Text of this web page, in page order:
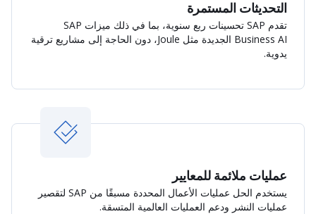
التحديثات المستمرة
تقدم SAP تحسينات ربع سنوية، بما في ذلك ميزات SAP
Business AI الجديدة مثل Joule، دون الحاجة إلى مشاريع ترقية
يدوية.
عمليات ملائمة للمعايير
يستخدم الحل عمليات الأعمال المحددة مسبقًا من SAP لتقصير
عمليات النشر ودعم العمليات العالمية المتسقة.